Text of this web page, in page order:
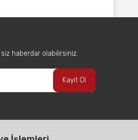
haberdar olabilirsiniz.
Kayıt Ol